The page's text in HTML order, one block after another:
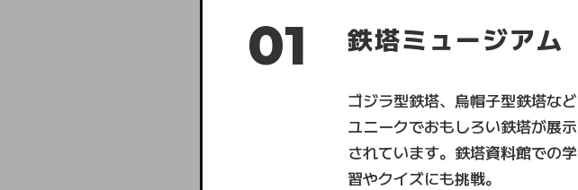
01 鉄塔ミュージアム
ゴジラ型鉄塔、烏帽子型鉄塔など
ユニークでおもしろい鉄塔が展示
されています。鉄塔資料館での学
習やクイズにも挑戦。